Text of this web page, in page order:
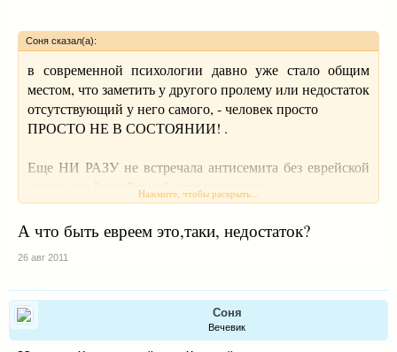
продолжайте эту практику.
Соня сказал(а):
в современной психологии давно уже стало общим
местом, что заметить у другого пролему или недостаток
отсутствующий у него самого, - человек просто
ПРОСТО НЕ В СОСТОЯНИИ! .
Еще НИ РАЗУ не встречала антисемита без еврейской
крови или "еврейских" черт характера.
Нажмите, чтобы раскрыть...
А что быть евреем это,таки, недостаток?
26 авг 2011
Соня
Вечевик